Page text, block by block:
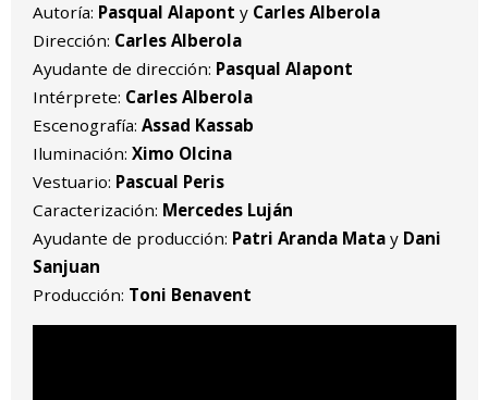
Autoría: Pasqual Alapont yCarles Alberola
Dirección: Carles Alberola
Ayudante de dirección: Pasqual Alapont
Intérprete: Carles Alberola
Escenografía: Assad Kassab
Iluminación: Ximo Olcina
Vestuario: Pascual Peris
Caracterización: Mercedes Luján
Ayudante de producción: Patri Aranda Mata yDani
Sanjuan
Producción: Toni Benavent